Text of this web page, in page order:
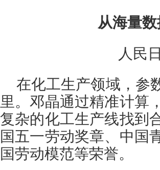
从海量
人民
在化工生产领域，参
里。邓晶通过精准计算
复杂的化工生产线找到
国五一劳动奖章、中国
国劳动模范等荣誉。